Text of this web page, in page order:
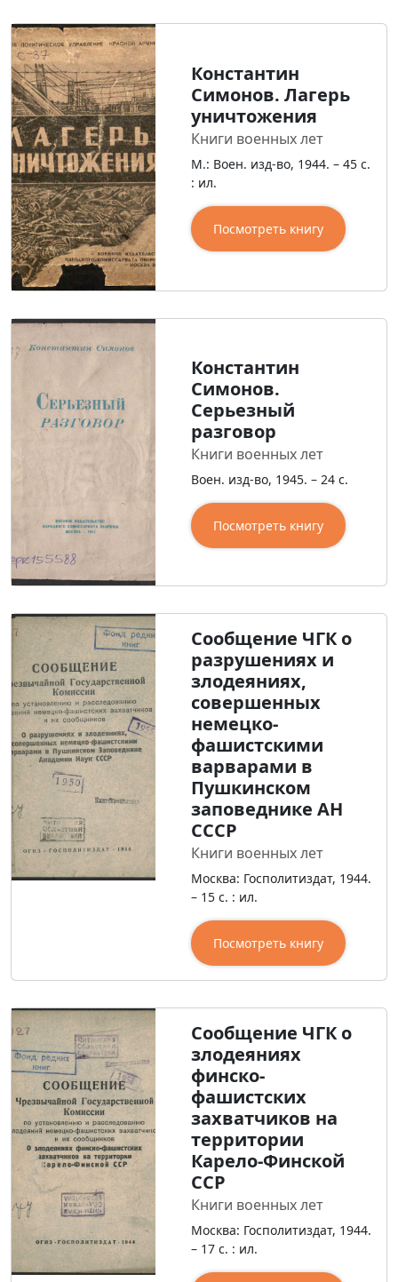
Константин
Симонов. Лагерь
уничтожения
Книги военных лет
М.: Воен. изд-во, 1944. – 45 с.
: ил.
Посмотреть книгу
Константин
Симонов.
Серьезный
разговор
Книги военных лет
Воен. изд-во, 1945. – 24 с.
Посмотреть книгу
Сообщение ЧГК о
разрушениях и
злодеяниях,
совершенных
немецко-
фашистскими
варварами в
Пушкинском
заповеднике АН
СССР
Книги военных лет
Москва: Госполитиздат, 1944.
– 15 с. : ил.
Посмотреть книгу
Сообщение ЧГК о
злодеяниях
финско-
фашистских
захватчиков на
территории
Карело-Финской
ССР
Книги военных лет
Москва: Госполитиздат, 1944.
– 17 с. : ил.